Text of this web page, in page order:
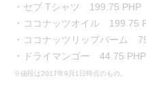
・セブ Tシャツ 199.75 PHP
・ココナッツオイル 199.75
・ココナッツリップバーム
・ドライマンゴー 44.75 PHP
※値段は2017年9月1日時点のもの。